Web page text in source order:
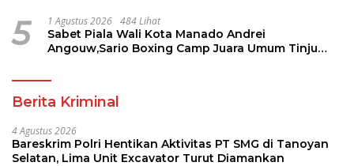
5 1 Agustus 2026 484 Lihat
Sabet Piala Wali Kota Manado Andrei
Angouw,Sario Boxing Camp Juara Umum Tinju
Berita Kriminal
4 Agustus 2026
Bareskrim Polri Hentikan Aktivitas PT SMG di Tanoyan
Selatan, Lima Unit Excavator Turut Diamankan